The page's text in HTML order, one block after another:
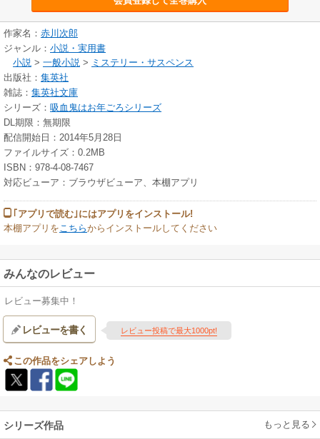
作家名： 赤川次郎
ジャンル： 小説・実用書
小説 > 一般小説 > ミステリー・サスペンス
出版社： 集英社
雑誌： 集英社文庫
シリーズ： 吸血鬼はお年ごろシリーズ
DL期限：無期限
配信開始日：2014年5月28日
ファイルサイズ：0.2MB
ISBN：978-4-08-7467
対応ビューア：ブラウザビューア、本棚アプリ
｢アプリで読む｣にはアプリをインストール!
本棚アプリを こちらからインストールしてください
みんなのレビュー
レビュー募集中！
レビューを書く レビュー投稿で最大1000pt!
この作品をシェアしよう
シリーズ作品 もっと見る